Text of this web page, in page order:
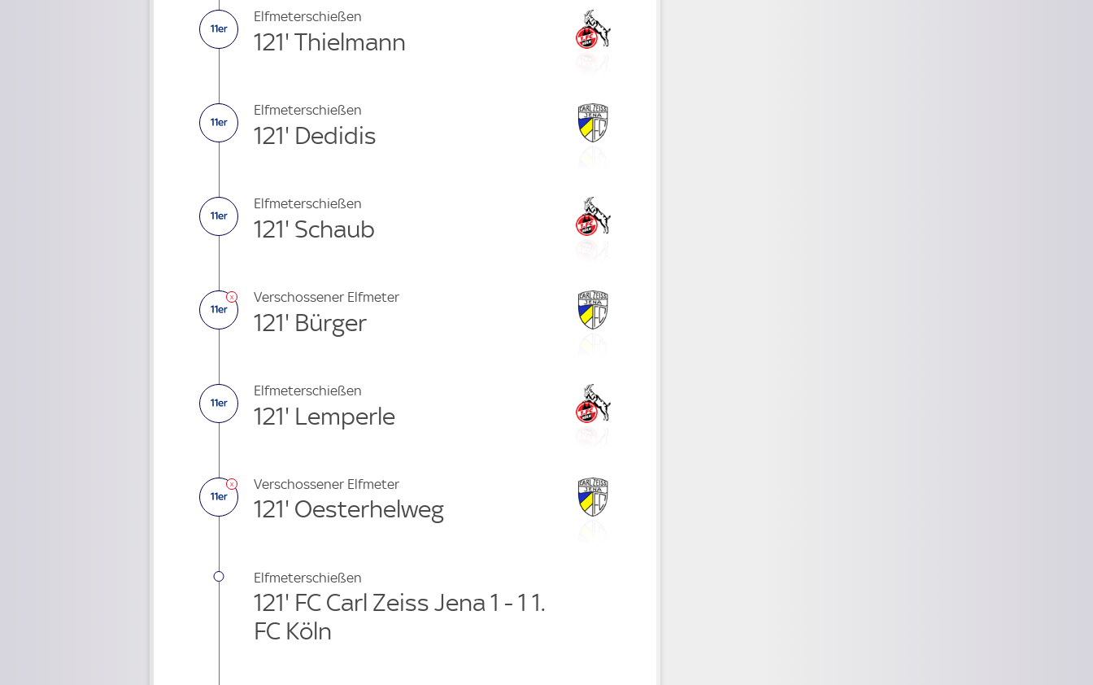
Elfmeterschießen
121' Thielmann
Elfmeterschießen
121' Dedidis
Elfmeterschießen
121' Schaub
Verschossener Elfmeter
121' Bürger
Elfmeterschießen
121' Lemperle
Verschossener Elfmeter
121' Oesterhelweg
Elfmeterschießen
121' FC Carl Zeiss Jena 1 - 1 1.
FC Köln